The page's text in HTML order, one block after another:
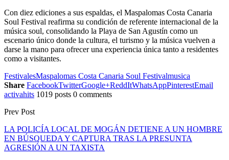
Con diez ediciones a sus espaldas, el Maspalomas Costa Canaria
Soul Festival reafirma su condición de referente internacional de la
música soul, consolidando la Playa de San Agustín como un
escenario único donde la cultura, el turismo y la música vuelven a
darse la mano para ofrecer una experiencia única tanto a residentes
como a visitantes.
FestivalesMaspalomas Costa Canaria Soul Festivalmusica
Share FacebookTwitterGoogle+ReddItWhatsAppPinterestEmail
activahits 1019 posts 0 comments
Prev Post
LA POLICÍA LOCAL DE MOGÁN DETIENE A UN HOMBRE
EN BÚSQUEDA Y CAPTURA TRAS LA PRESUNTA
AGRESIÓN A UN TAXISTA